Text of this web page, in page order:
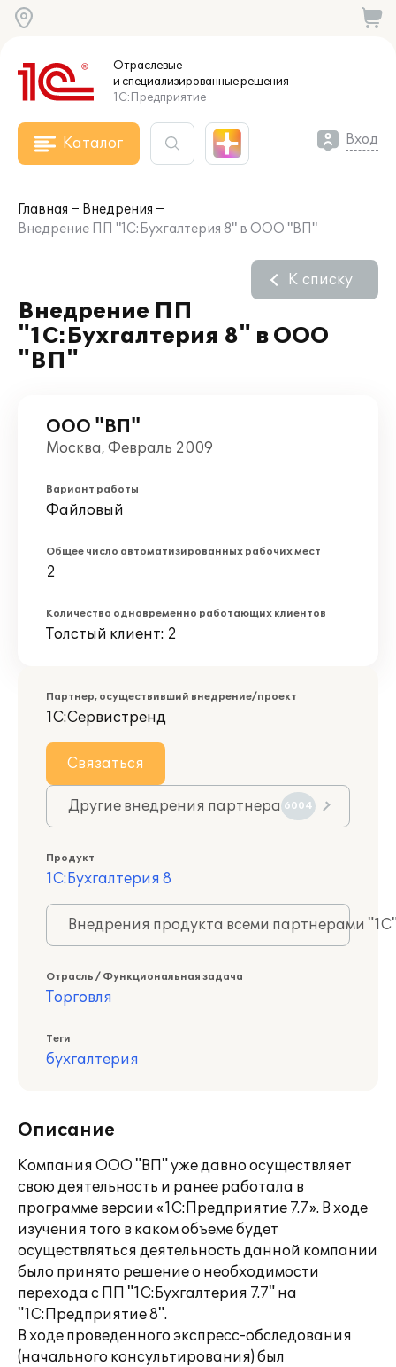
Отраслевые
и специализированныерешения
1С:Предприятие
Каталог Вход
Главная
Внедрения
Внедрение ПП "1С:Бухгалтерия 8" в ООО "ВП"
Внедрение ПП
"1С:Бухгалтерия 8" в ООО
"ВП"
К списку
ООО "ВП"
Москва, Февраль 2009
Вариант работы
Файловый
Общее число автоматизированных рабочих мест
2
Количество одновременно работающих клиентов
Толстый клиент: 2
Партнер, осуществивший внедрение/проект
1С:Сервистренд
Связаться
Другие внедрения партнера 6004
Продукт
1С:Бухгалтерия 8
Внедрения продукта всеми партнерами
Отрасль / Функциональная задача
Торговля
Теги
бухгалтерия
Описание
Компания ООО "ВП" уже давно осуществляет
свою деятельность и ранее работала в
программе версии «1С:Предприятие 7.7». В ходе
изучения того в каком объеме будет
осуществляться деятельность данной компании
было принято решение о необходимости
перехода с ПП "1С:Бухгалтерия 7.7" на
"1С:Предприятие 8".
В ходе проведенного экспресс-обследования
(начального консультирования) был